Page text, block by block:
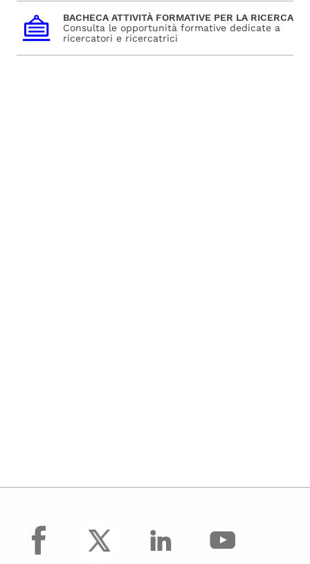
BACHECA ATTIVITÀ FORMATIVE PER LA RICERCA
Consulta le opportunità formative dedicate a
ricercatori e ricercatrici
facebook